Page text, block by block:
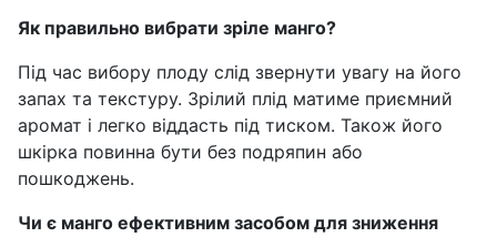
Як правильно вибрати зріле манго?
Під час вибору плоду слід звернути увагу на його
запах та текстуру. Зрілий плід матиме приємний
аромат і легко віддасть під тиском. Також його
шкірка повинна бути без подряпин або
пошкоджень.
Чи є манго ефективним засобом для зниження